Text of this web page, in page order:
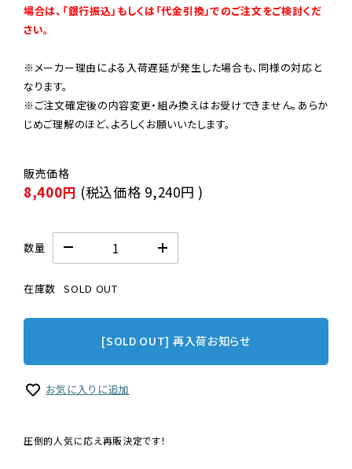
場合は、「銀行振込」もしくは「代金引換」でのご注文をご検討くだ
さい。
※メーカー理由による入荷遅延が発生した場合も、同様の対応と
なります。
※ご注文確定後の内容変更・組み換えはお受けできません。あらか
じめご理解のほど、よろしくお願いいたします。
8,400円 (税込価格 9,240円 )
数量
在庫数 SOLD OUT
[SOLD OUT] 再入荷お知らせ
お気に入りに追加
圧倒的人気に応え再販決定です！